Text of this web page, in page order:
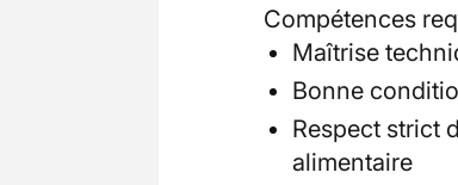
Compétences
Maîtrise
Bonne
Respect strict
alimentaire